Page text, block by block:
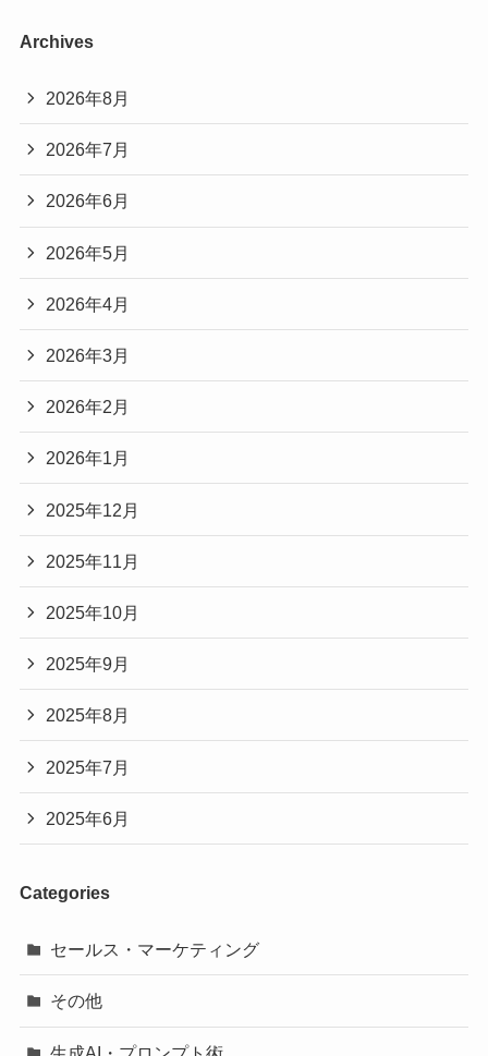
Archives
2026年8月
2026年7月
2026年6月
2026年5月
2026年4月
2026年3月
2026年2月
2026年1月
2025年12月
2025年11月
2025年10月
2025年9月
2025年8月
2025年7月
2025年6月
Categories
セールス・マーケティング
その他